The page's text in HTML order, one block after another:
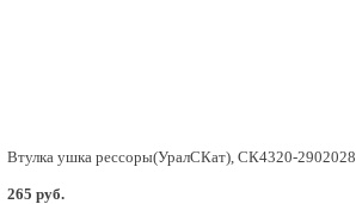
Втулка ушка рессоры(УралСКат), СК4320-2902028
265 руб.